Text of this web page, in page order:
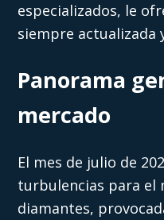
especializados, le
siempre actualizada
Panorama
mercado
El mes de julio de
turbulencias para el
diamantes,